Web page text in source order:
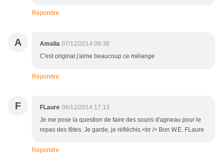
Répondre
A Amalia 07/12/2014 09:38
C'est original j'aime beaucoup ce mélange
Répondre
F FLaure 06/12/2014 17:13
Je me pose la question de faire des souris d'agneau pour le
repas des fêtes. Je garde, je réfléchis.<br /> Bon W.E. FLaure
Répondre